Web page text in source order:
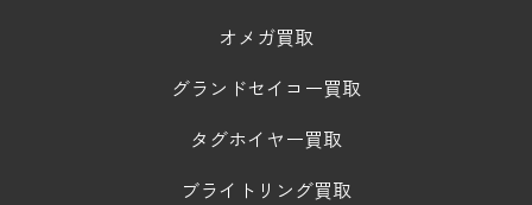
オメガ買取
グランドセイコー買取
タグホイヤー買取
ブライトリング買取